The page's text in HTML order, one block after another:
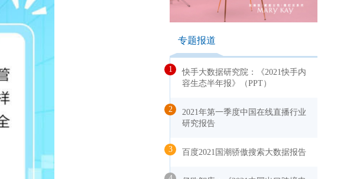
专题报道
1
快手大数据研究院：《2021快手内
容生态半年报》（PPT）
2
2021年第一季度中国在线直播行业
研究报告
3 百度2021国潮骄傲搜索大数据报告